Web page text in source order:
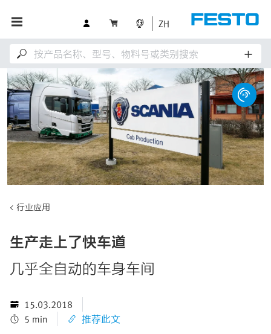
ZH
行业应用
生产走上了快车道
几乎全自动的车身车间
15.03.2018
5 min
推荐此文